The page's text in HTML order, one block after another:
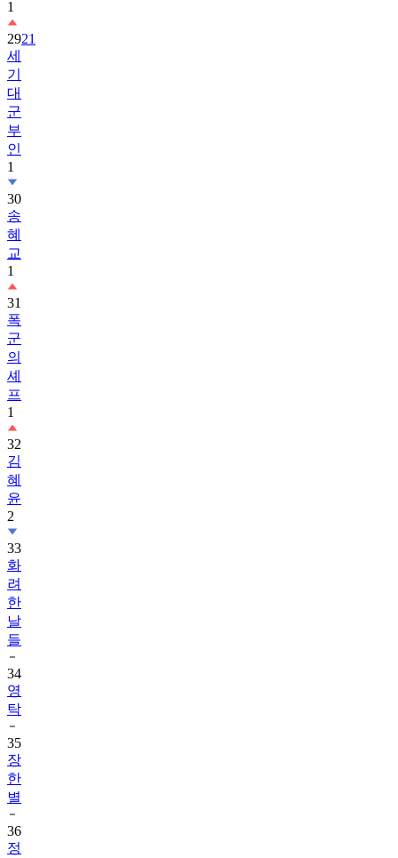
1
2921
세
기
대
군
부
인
1
30
송
혜
교
1
31
폭
군
의
셰
프
1
32
김
혜
윤
2
33
화
려
한
날
들
34
영
탁
35
장
한
별
36
정